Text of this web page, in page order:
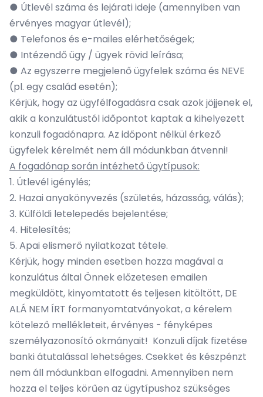
● Útlevél száma és lejárati ideje (amennyiben van
érvényes magyar útlevél);
● Telefonos és e-mailes elérhetőségek;
● Intézendő ügy / ügyek rövid leírása;
● Az egyszerre megjelenő ügyfelek száma és NEVE
(pl. egy család esetén);
Kérjük, hogy az ügyfélfogadásra csak azok jöjjenek el,
akik a konzulátustól időpontot kaptak a kihelyezett
konzuli fogadónapra. Az időpont nélkül érkező
ügyfelek kérelmét nem áll módunkban átvenni!
A fogadónap során intézhető ügytípusok:
1. Útlevél igénylés;
2. Hazai anyakönyvezés (születés, házasság, válás);
3. Külföldi letelepedés bejelentése;
4. Hitelesítés;
5. Apai elismerő nyilatkozat tétele.
Kérjük, hogy minden esetben hozza magával a
konzulátus által Önnek előzetesen emailen
megküldött, kinyomtatott és teljesen kitöltött, DE
ALÁ NEM ÍRT formanyomtatványokat, a kérelem
kötelező mellékleteit, érvényes - fényképes
személyazonosító okmányait! Konzuli díjak fizetése
banki átutalással lehetséges. Csekket és készpénzt
nem áll módunkban elfogadni. Amennyiben nem
hozza el teljes körűen az ügytípushoz szükséges